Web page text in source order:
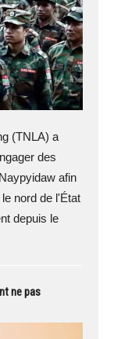
(TNLA) a
des
afin
nord de l'État
depuis le
ne pas